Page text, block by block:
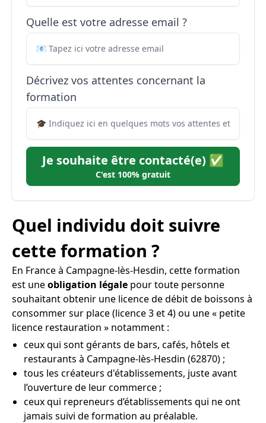
Quelle est votre adresse email ?
Décrivez vos attentes concernant la
formation
Je souhaite être contacté(e) ✅
C'est 100% gratuit
Quel individu doit suivre
cette formation ?
En France à Campagne-lès-Hesdin, cette formation
est uneobligation légale pour toute personne
souhaitant obtenir une licence de débit de boissons à
consommer sur place (licence 3 et 4) ou une « petite
licence restauration » notamment :
ceux qui sont gérants de bars, cafés, hôtels et
restaurants à Campagne-lès-Hesdin (62870) ;
tous les créateurs d'établissements, juste avant
l’ouverture de leur commerce ;
ceux qui repreneurs d’établissements qui ne ont
jamais suivi de formation au préalable.